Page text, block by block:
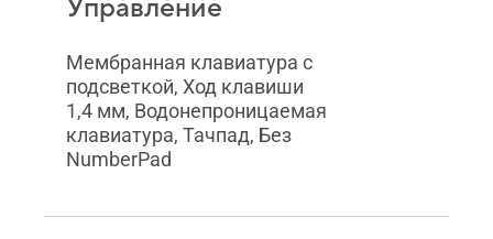
Управление
Мембранная клавиатура с
подсветкой, Ход клавиши
1,4 мм, Водонепроницаемая
клавиатура, Тачпад, Без
NumberPad